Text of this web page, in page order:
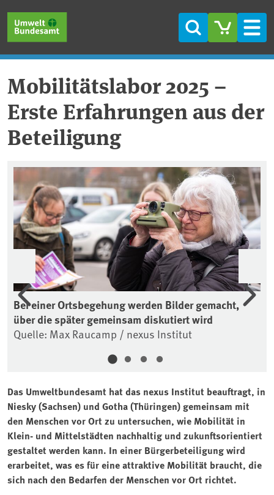
Suche
Mobilitätslabor 2025 –
Erste Erfahrungen aus der
Beteiligung
Bei einer Ortsbegehung werden Bilder gemacht,
über die später gemeinsam diskutiert wird
Quelle: Max Raucamp / nexus Institut
Vorherige
Das Umweltbundesamt hat das nexus Institut beauftragt, in
Niesky (Sachsen) und Gotha (Thüringen) gemeinsam mit
den Menschen vor Ort zu untersuchen, wie Mobilität in
Klein- und Mittelstädten nachhaltig und zukunftsorientiert
gestaltet werden kann. In einer Bürgerbeteiligung wird
erarbeitet, was es für eine attraktive Mobilität braucht, die
sich nach den Bedarfen der Menschen vor Ort richtet.